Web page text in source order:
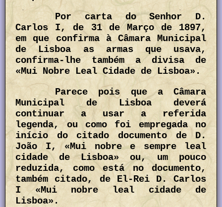
Por carta do Senhor D.
Carlos I, de 31 de Março de 1897,
em que confirma à Câmara Municipal
de Lisboa as armas que usava,
confirma-lhe também a divisa de
«Mui Nobre Leal Cidade de Lisboa».
Parece pois que a Câmara
Municipal de Lisboa deverá
continuar a usar a referida
legenda, ou como foi empregada no
início do citado documento de D.
João I, «Mui nobre e sempre leal
cidade de Lisboa» ou, um pouco
reduzida, como está no documento,
também citado, de El-Rei D. Carlos
I «Mui nobre leal cidade de
Lisboa».